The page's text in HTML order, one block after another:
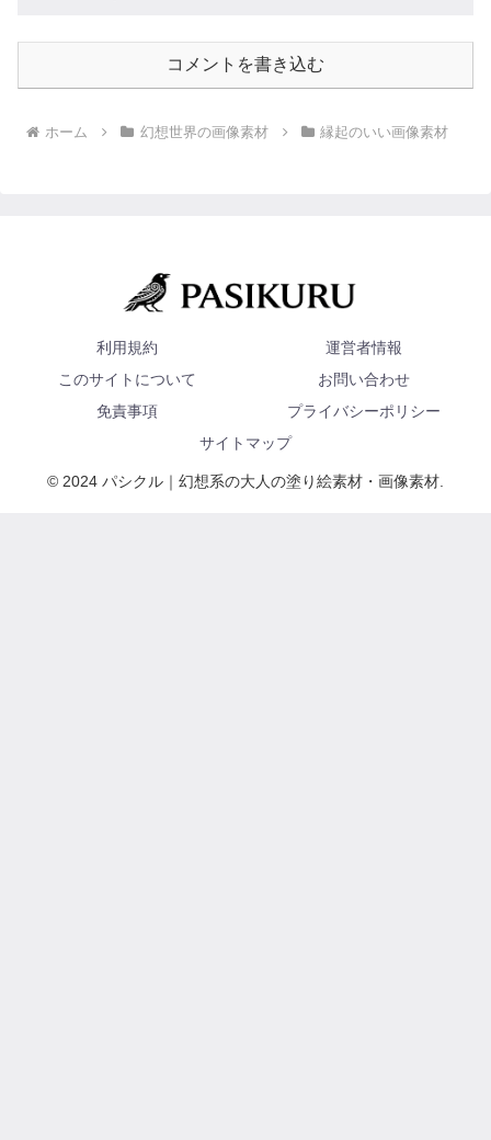
コメントを書き込む
ホーム 幻想世界の画像素材 縁起のいい画像素材
利用規約
運営者情報
このサイトについて
お問い合わせ
免責事項
プライバシーポリシー
サイトマップ
© 2024 パシクル｜幻想系の大人の塗り絵素材・画像素材.